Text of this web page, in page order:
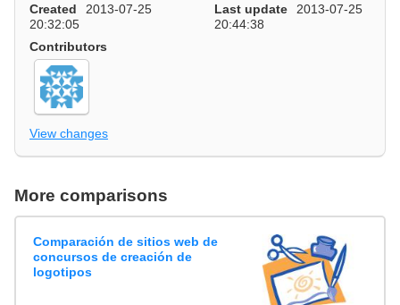
Created
2013-07-25
20:32:05
Last update
2013-07-25
20:44:38
Contributors
View changes
More comparisons
Comparación de sitios web de
concursos de creación de
logotipos